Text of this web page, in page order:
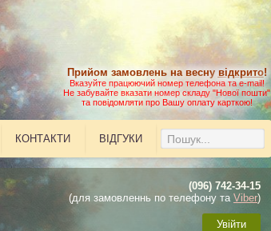
КОНТАКТИ ВІДГУКИ
Прийом замовлень на весну відкрито!
Вказуйте працюючий номер телефона та e-mail!
Не забувайте вказати номер складу "Нової пошти"
та повідомляти про Вашу оплату карткою!
(096) 742-34-15
(для замовленнь по телефону та Viber)
Увійти